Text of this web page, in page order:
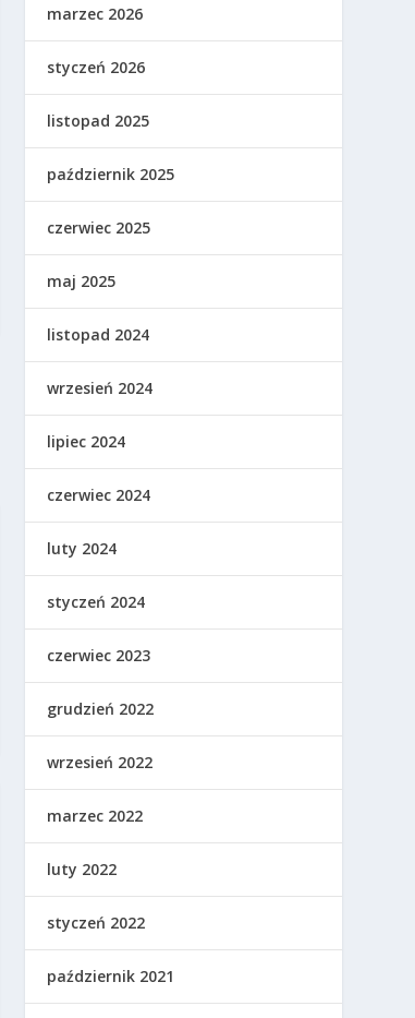
marzec 2026
styczeń 2026
listopad 2025
październik 2025
czerwiec 2025
maj 2025
listopad 2024
wrzesień 2024
lipiec 2024
czerwiec 2024
luty 2024
styczeń 2024
czerwiec 2023
grudzień 2022
wrzesień 2022
marzec 2022
luty 2022
styczeń 2022
październik 2021